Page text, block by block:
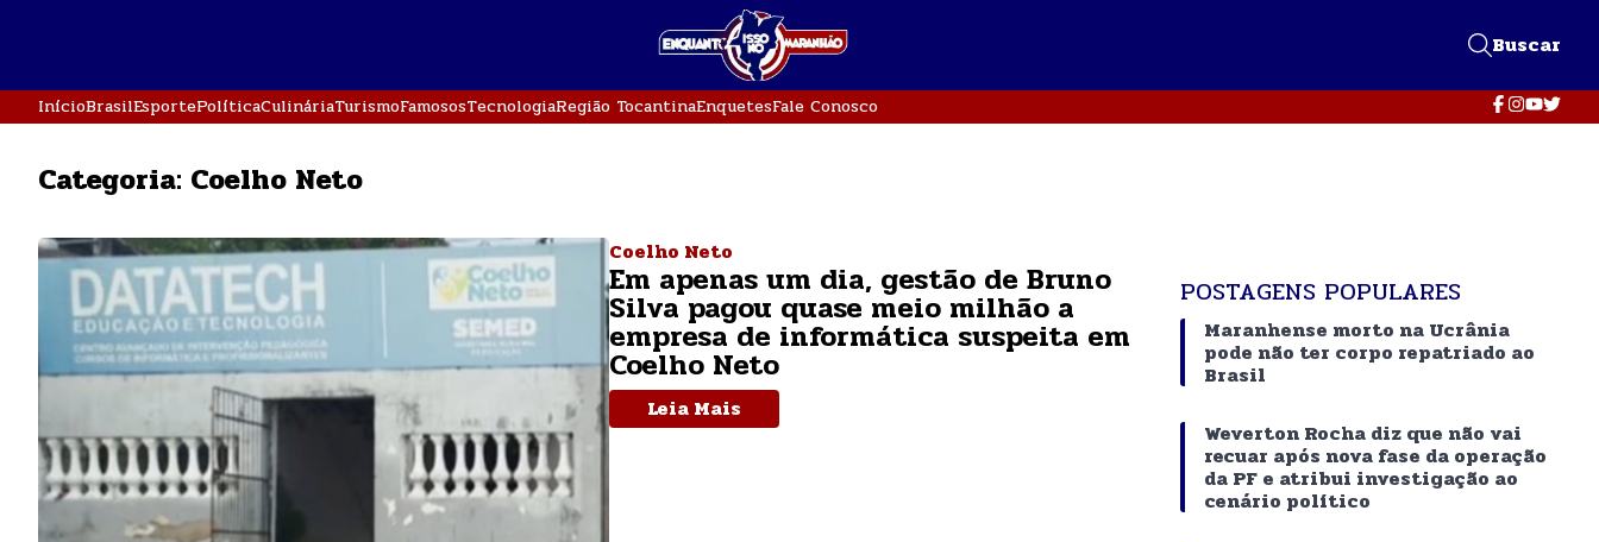
Buscar
InícioBrasilEsportePolíticaCulináriaTurismoFamososTecnologiaRegião TocantinaEnquetesFale Conosco
Categoria: Coelho Neto
Coelho Neto
Em apenas um dia, gestão de Bruno
Silva pagou quase meio milhão a
empresa de informática suspeita em
Coelho Neto
Leia Mais
POSTAGENS POPULARES
Maranhense morto na Ucrânia
pode não ter corpo repatriado ao
Brasil
Weverton Rocha diz que não vai
recuar após nova fase da operação
da PF e atribui investigação ao
cenário político